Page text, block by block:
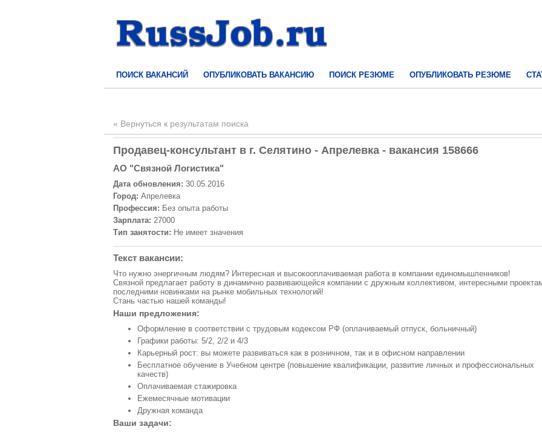
ПОИСК ВАКАНСИЙ ОПУБЛИКОВАТЬ ВАКАНСИЮ ПОИСК РЕЗЮМЕ ОПУБЛИКОВАТЬ РЕЗЮМЕ
« Вернуться к результатам поиска
Продавец-консультант в г. Селятино - Апрелевка - вакансия 158666
АО "Связной Логистика"
Дата обновления: 30.05.2016
Город: Апрелевка
Профессия: Без опыта работы
Зарплата: 27000
Тип занятости: Не имеет значения
Текст вакансии:
Что нужно энергичным людям? Интересная и высокооплачиваемая работа в компании единомышленников!
Связной предлагает работу в динамично развивающейся компании с дружным коллективом, интересными
последними новинками на рынке мобильных технологий!
Стань частью нашей команды!
Наши предложения:
Оформление в соответствии с трудовым кодексом РФ (оплачиваемый отпуск, больничный)
Графики работы: 5/2, 2/2 и 4/3
Карьерный рост: вы можете развиваться как в розничном, так и в офисном направлении
Бесплатное обучение в Учебном центре (повышение квалификации, развитие личных и профессиональных
качеств)
Оплачиваемая стажировка
Ежемесячные мотивации
Дружная команда
Ваши задачи: